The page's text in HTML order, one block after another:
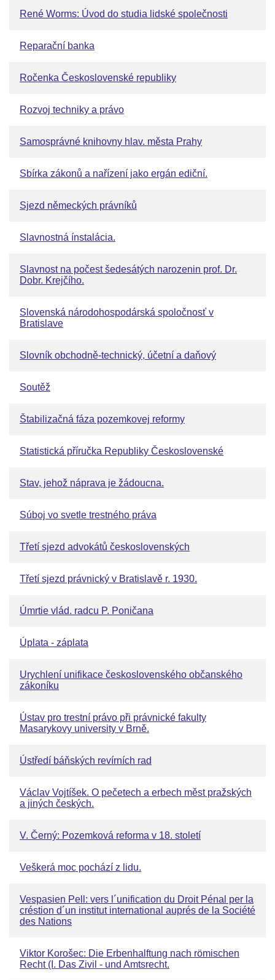
René Worms: Úvod do studia lidské společnosti
Reparační banka
Ročenka Československé republiky
Rozvoj techniky a právo
Samosprávné knihovny hlav. města Prahy
Sbírka zákonů a nařízení jako ergán ediční.
Sjezd německých právníků
Slavnostná ínstalácia.
Slavnost na počest šedesátých narozenin prof. Dr.
Dobr. Krejčího.
Slovenská národohospodárská spoločnosť v
Bratislave
Slovník obchodně-technický, účetní a daňový
Soutěž
Štabilizačná fáza pozemkovej reformy
Statistická příručka Republiky Československé
Stav, jehož náprava je žádoucna.
Súboj vo svetle trestného práva
Třetí sjezd advokátů československých
Třetí sjezd právnický v Bratislavě r. 1930.
Úmrtie vlád. radcu P. Poničana
Úplata - záplata
Urychlení unifikace československého občanského
zákoníku
Ústav pro trestní právo při právnické fakulty
Masarykovy university v Brně.
Ústředí báňských revírních rad
Václav Vojtíšek. O pečetech a erbech měst pražských
a jiných českých.
V. Černý: Pozemková reforma v 18. století
Veškerá moc pochází z lidu.
Vespasien Pell: vers l´unification du Droit Pénal per la
créstion d´un institut international auprés de la Société
des Nations
Viktor Korošec: Die Erbenhalftung nach römischen
Recht (I. Das Zivil - und Amtsrecht.